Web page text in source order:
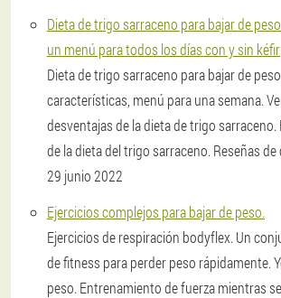
Dieta de trigo sarraceno para bajar de
un menú para todos los días con y sin kéfir
Dieta de trigo sarraceno para bajar de
características, menú para una semana.
desventajas de la dieta de trigo
de la dieta del trigo sarraceno. Reseñas de
29 junio 2022
Ejercicios complejos para bajar de peso.
Ejercicios de respiración bodyflex. Un
de fitness para perder peso rápidamente.
peso. Entrenamiento de fuerza mientras